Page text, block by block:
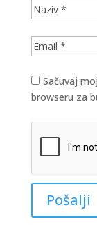
Sačuvaj
browseru za